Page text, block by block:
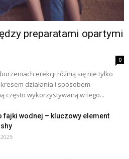
preparatami opartymi
0
erekcji różnią się nie tylko
działania i sposobem
często wykorzystywaną w tego...
fajki wodnej – kluczowy element